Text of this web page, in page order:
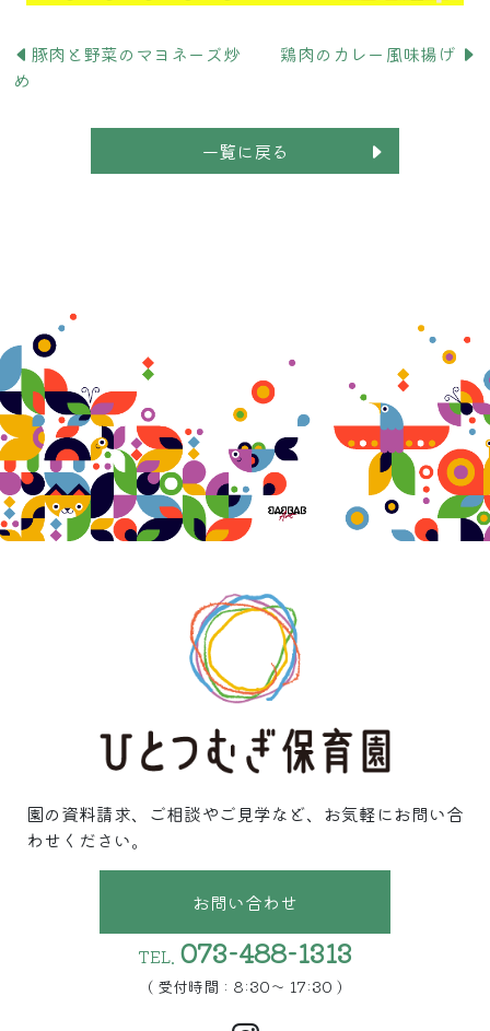
豚肉と野菜のマヨネーズ炒
め
鶏肉のカレー風味揚げ
一覧に戻る
園の資料請求、ご相談やご見学など、お気軽にお問い合
わせください。
お問い合わせ
TEL. 073-488-1313
( 受付時間 : 8:30〜 17:30 )